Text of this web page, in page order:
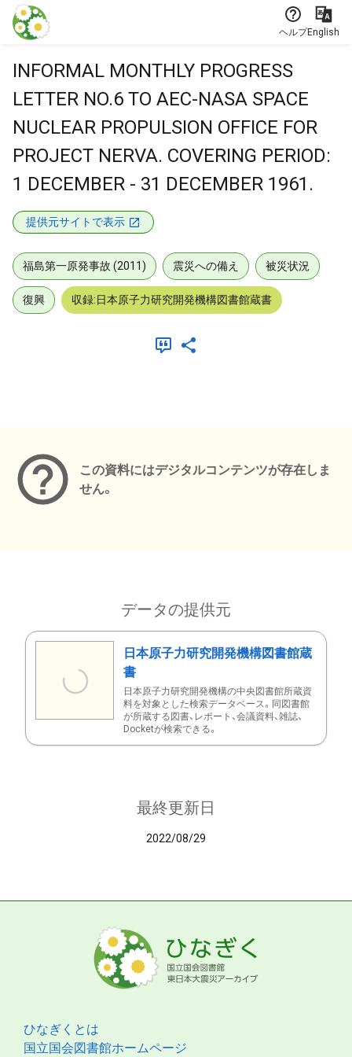
本文に飛ぶ
ヘルプEnglish
INFORMAL MONTHLY PROGRESS
LETTER NO.6 TO AEC-NASA SPACE
NUCLEAR PROPULSION OFFICE FOR
PROJECT NERVA. COVERING PERIOD:
1 DECEMBER - 31 DECEMBER 1961.
提供元サイトで表示
福島第一原発事故 (2011) 震災への備え 被災状況
復興 収録:日本原子力研究開発機構図書館蔵書
この資料にはデジタルコンテンツが存在しま
せん。
データの提供元
日本原子力研究開発機構図書館蔵
書
日本原子力研究開発機構の中央図書館所蔵資
料を対象とした検索データベース。同図書館
が所蔵する図書、レポート、会議資料、雑誌、
Docketが検索できる。
最終更新日
2022/08/29
ひなぎくとは
国立国会図書館ホームページ